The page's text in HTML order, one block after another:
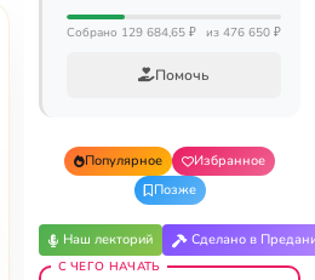
Собрано 129 684,65 ₽ из 476 650 ₽
Помочь
Популярное
Избранное
Позже
Наш лекторий Сделано в
С ЧЕГО НАЧАТЬ